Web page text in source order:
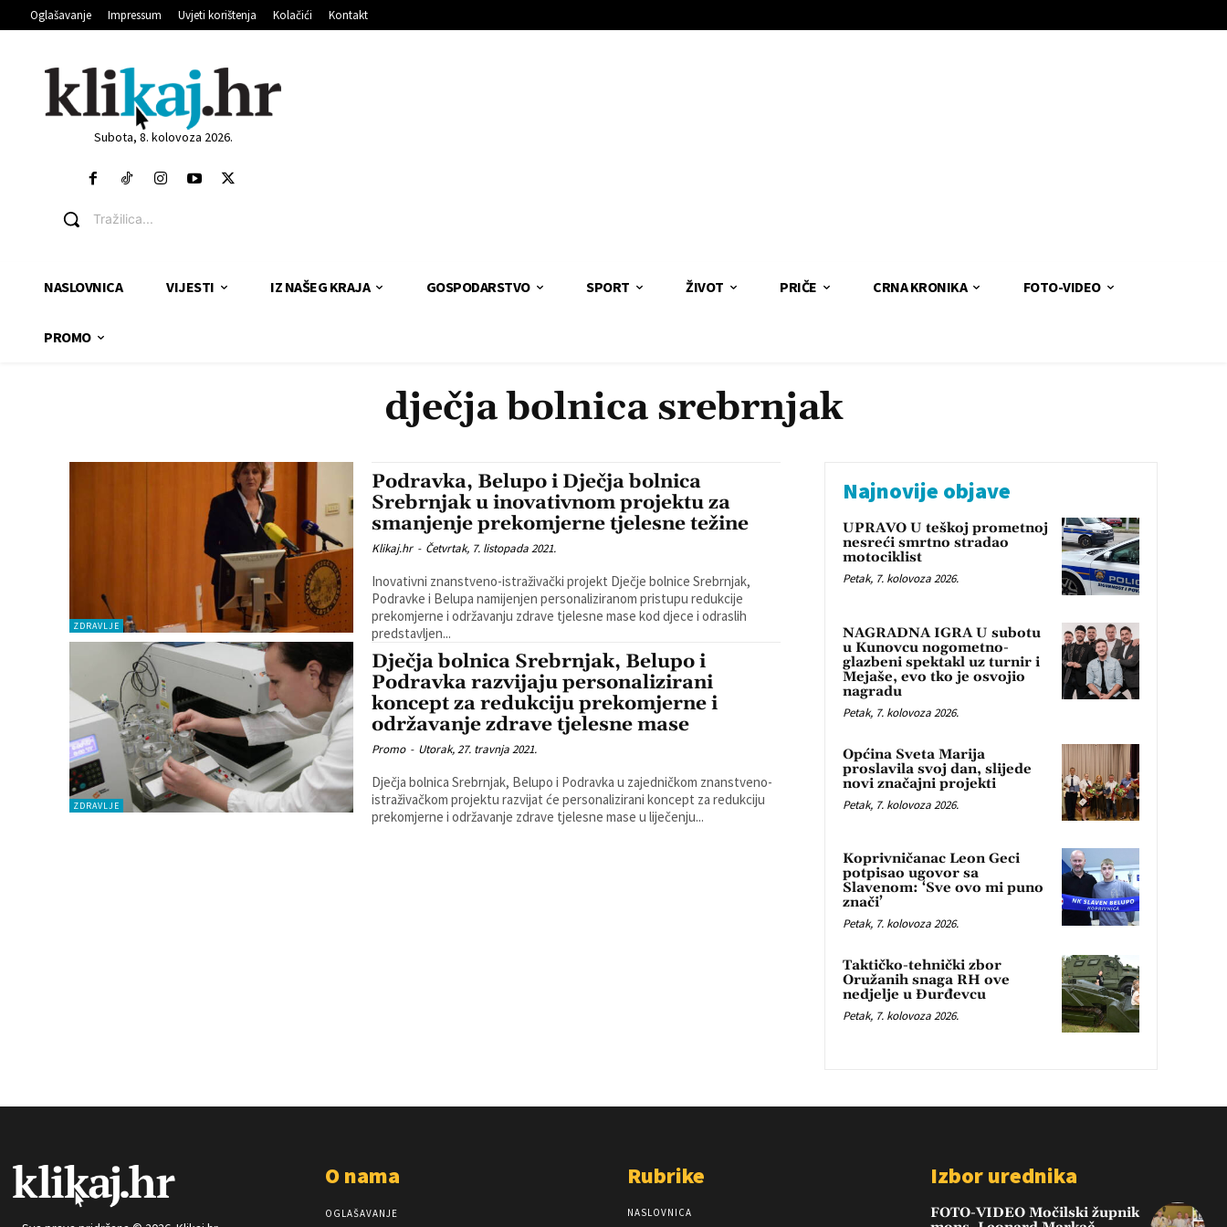
Oglašavanje Impressum Uvjeti korištenja Kolačići Kontakt
Subota, 8. kolovoza 2026.
Tražilica...
NASLOVNICA VIJESTI IZ NAŠEG KRAJA GOSPODARSTVO SPORT ŽIVOT PRIČE CRNA KRONIKA FOTO-VIDEO
PROMO
dječja bolnica srebrnjak
ZDRAVLJE
Podravka, Belupo i Dječja bolnica
Srebrnjak u inovativnom projektu za
smanjenje prekomjerne tjelesne težine
Klikaj.hr - Četvrtak, 7. listopada 2021.
Inovativni znanstveno-istraživački projekt Dječje bolnice Srebrnjak,
Podravke i Belupa namijenjen personaliziranom pristupu redukcije
prekomjerne i održavanju zdrave tjelesne mase kod djece i odraslih
predstavljen...
ZDRAVLJE
Dječja bolnica Srebrnjak, Belupo i
Podravka razvijaju personalizirani
koncept za redukciju prekomjerne i
održavanje zdrave tjelesne mase
Promo - Utorak, 27. travnja 2021.
Dječja bolnica Srebrnjak, Belupo i Podravka u zajedničkom znanstveno-
istraživačkom projektu razvijat će personalizirani koncept za redukciju
prekomjerne i održavanje zdrave tjelesne mase u liječenju...
Najnovije objave
UPRAVO U teškoj prometnoj
nesreći smrtno stradao
motociklist
Petak, 7. kolovoza 2026.
NAGRADNA IGRA U subotu
u Kunovcu nogometno-
glazbeni spektakl uz turnir i
Mejaše, evo tko je osvojio
nagradu
Petak, 7. kolovoza 2026.
Općina Sveta Marija
proslavila svoj dan, slijede
novi značajni projekti
Petak, 7. kolovoza 2026.
Koprivničanac Leon Geci
potpisao ugovor sa
Slavenom: ‘Sve ovo mi puno
znači’
Petak, 7. kolovoza 2026.
Taktičko-tehnički zbor
Oružanih snaga RH ove
nedjelje u Đurđevcu
Petak, 7. kolovoza 2026.
O nama
OGLAŠAVANJE
Rubrike
NASLOVNICA
Izbor urednika
FOTO-VIDEO Močilski župnik